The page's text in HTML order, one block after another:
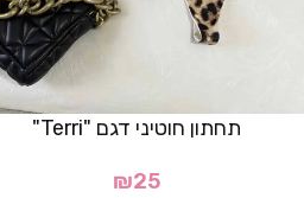
תחתון חוטיני דגם "Terri"
₪25